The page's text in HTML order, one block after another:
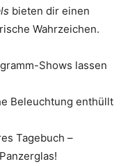
bieten dir einen
Wahrzeichen.
Shows lassen
Beleuchtung enthüllt
Tagebuch –